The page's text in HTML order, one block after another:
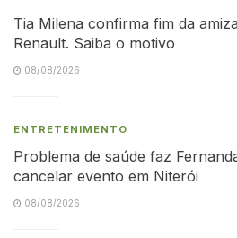
Tia Milena confirma fim da
Renault. Saiba o motivo
08/08/2026
ENTRETENIMENTO
Problema de saúde faz
cancelar evento em Niterói
08/08/2026